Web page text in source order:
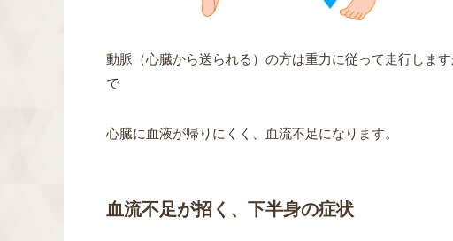
動脈（心臓から送られる）の方は重力に従って走行しま
で
心臓に血液が帰りにくく、血流不足になります。
血流不足が招く、下半身の症状